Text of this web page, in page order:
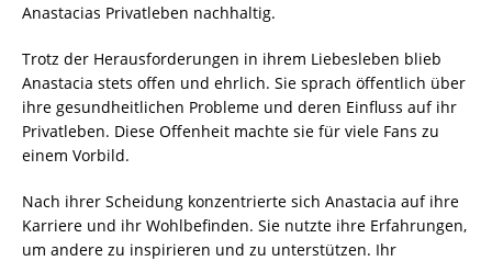
Anastacias Privatleben nachhaltig.
Trotz der Herausforderungen in ihrem Liebesleben blieb
Anastacia stets offen und ehrlich. Sie sprach öffentlich über
ihre gesundheitlichen Probleme und deren Einfluss auf ihr
Privatleben. Diese Offenheit machte sie für viele Fans zu
einem Vorbild.
Nach ihrer Scheidung konzentrierte sich Anastacia auf ihre
Karriere und ihr Wohlbefinden. Sie nutzte ihre Erfahrungen,
um andere zu inspirieren und zu unterstützen. Ihr